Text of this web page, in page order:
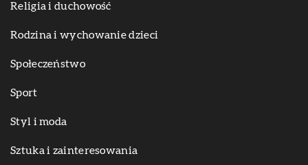
Religia i duchowość
Rodzina i wychowanie dzieci
Społeczeństwo
Sport
Styl i moda
Sztuka i zainteresowania